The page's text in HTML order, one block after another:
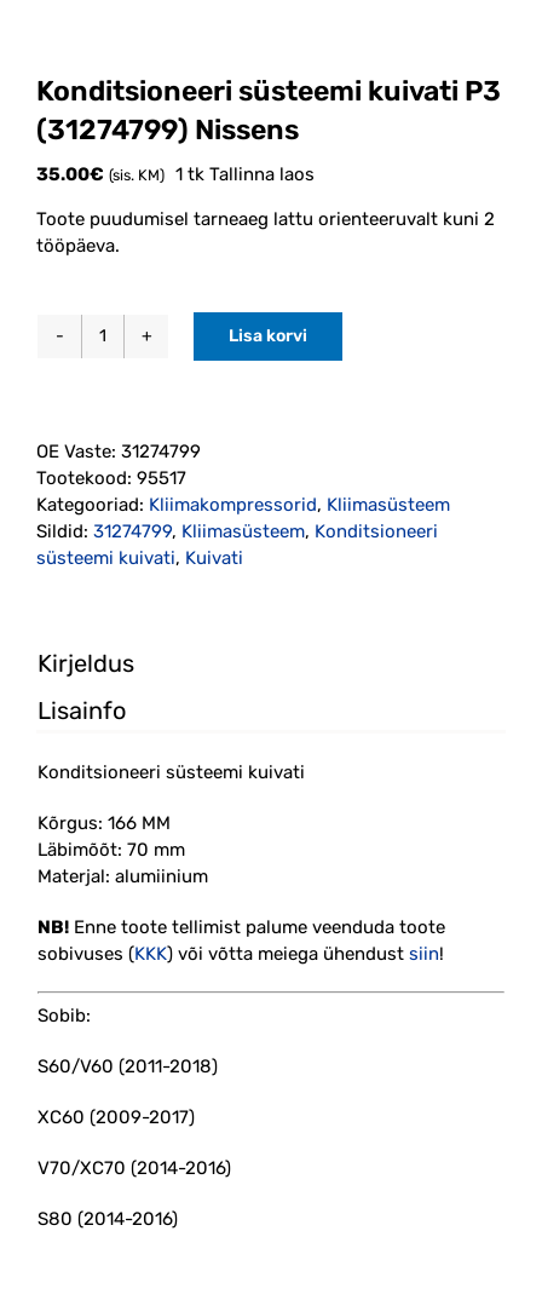
Konditsioneeri süsteemi kuivati P3
(31274799) Nissens
35.00€ (sis. KM) 1 tk Tallinna laos
Toote puudumisel tarneaeg lattu orienteeruvalt kuni 2
tööpäeva.
Konditsioneeri
(31274799)
Nissens
kogus
Lisa korvi
OE Vaste: 31274799
Tootekood: 95517
Kategooriad: Kliimakompressorid, Kliimasüsteem
Sildid: 31274799, Kliimasüsteem, Konditsioneeri
süsteemi kuivati, Kuivati
Kirjeldus
Lisainfo
Konditsioneeri süsteemi kuivati
Kõrgus: 166 MM
Läbimõõt: 70 mm
Materjal: alumiinium
NB! Enne toote tellimist palume veenduda toote
sobivuses (KKK) või võtta meiega ühendust siin!
Sobib:
S60/V60 (2011-2018)
XC60 (2009-2017)
V70/XC70 (2014-2016)
S80 (2014-2016)